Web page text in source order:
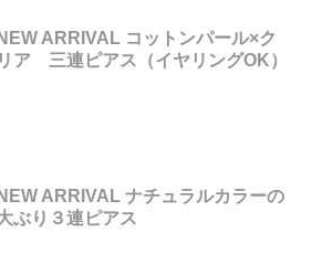
NEW ARRIVAL コットンパール×ク
リア 三連ピアス（イヤリングOK）
NEW ARRIVAL ナチュラルカラーの
ぶり３連ピアス